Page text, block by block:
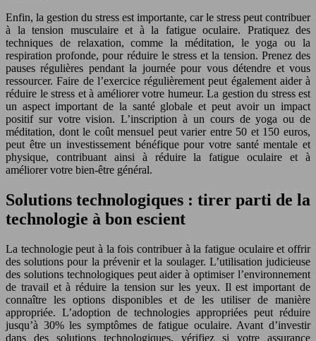
Enfin, la gestion du stress est importante, car le stress peut contribuer
à la tension musculaire et à la fatigue oculaire. Pratiquez des
techniques de relaxation, comme la méditation, le yoga ou la
respiration profonde, pour réduire le stress et la tension. Prenez des
pauses régulières pendant la journée pour vous détendre et vous
ressourcer. Faire de l’exercice régulièrement peut également aider à
réduire le stress et à améliorer votre humeur. La gestion du stress est
un aspect important de la santé globale et peut avoir un impact
positif sur votre vision. L’inscription à un cours de yoga ou de
méditation, dont le coût mensuel peut varier entre 50 et 150 euros,
peut être un investissement bénéfique pour votre santé mentale et
physique, contribuant ainsi à réduire la fatigue oculaire et à
améliorer votre bien-être général.
Solutions technologiques : tirer parti de la
technologie à bon escient
La technologie peut à la fois contribuer à la fatigue oculaire et offrir
des solutions pour la prévenir et la soulager. L’utilisation judicieuse
des solutions technologiques peut aider à optimiser l’environnement
de travail et à réduire la tension sur les yeux. Il est important de
connaître les options disponibles et de les utiliser de manière
appropriée. L’adoption de technologies appropriées peut réduire
jusqu’à 30% les symptômes de fatigue oculaire. Avant d’investir
dans des solutions technologiques, vérifiez si votre assurance